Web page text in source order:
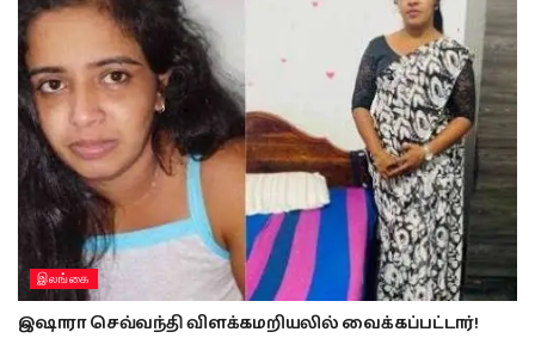
இலங்கை
இஷாரா செவ்வந்தி விளக்கமறியலில் வைக்கப்பட்டார்!